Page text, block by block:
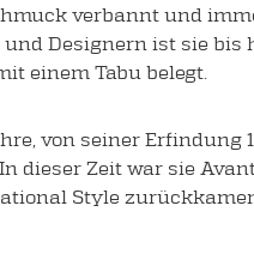
verbannt und
Designern ist sie bis
einem Tabu belegt.
von seiner Erfindung
dieser Zeit war sie
Style